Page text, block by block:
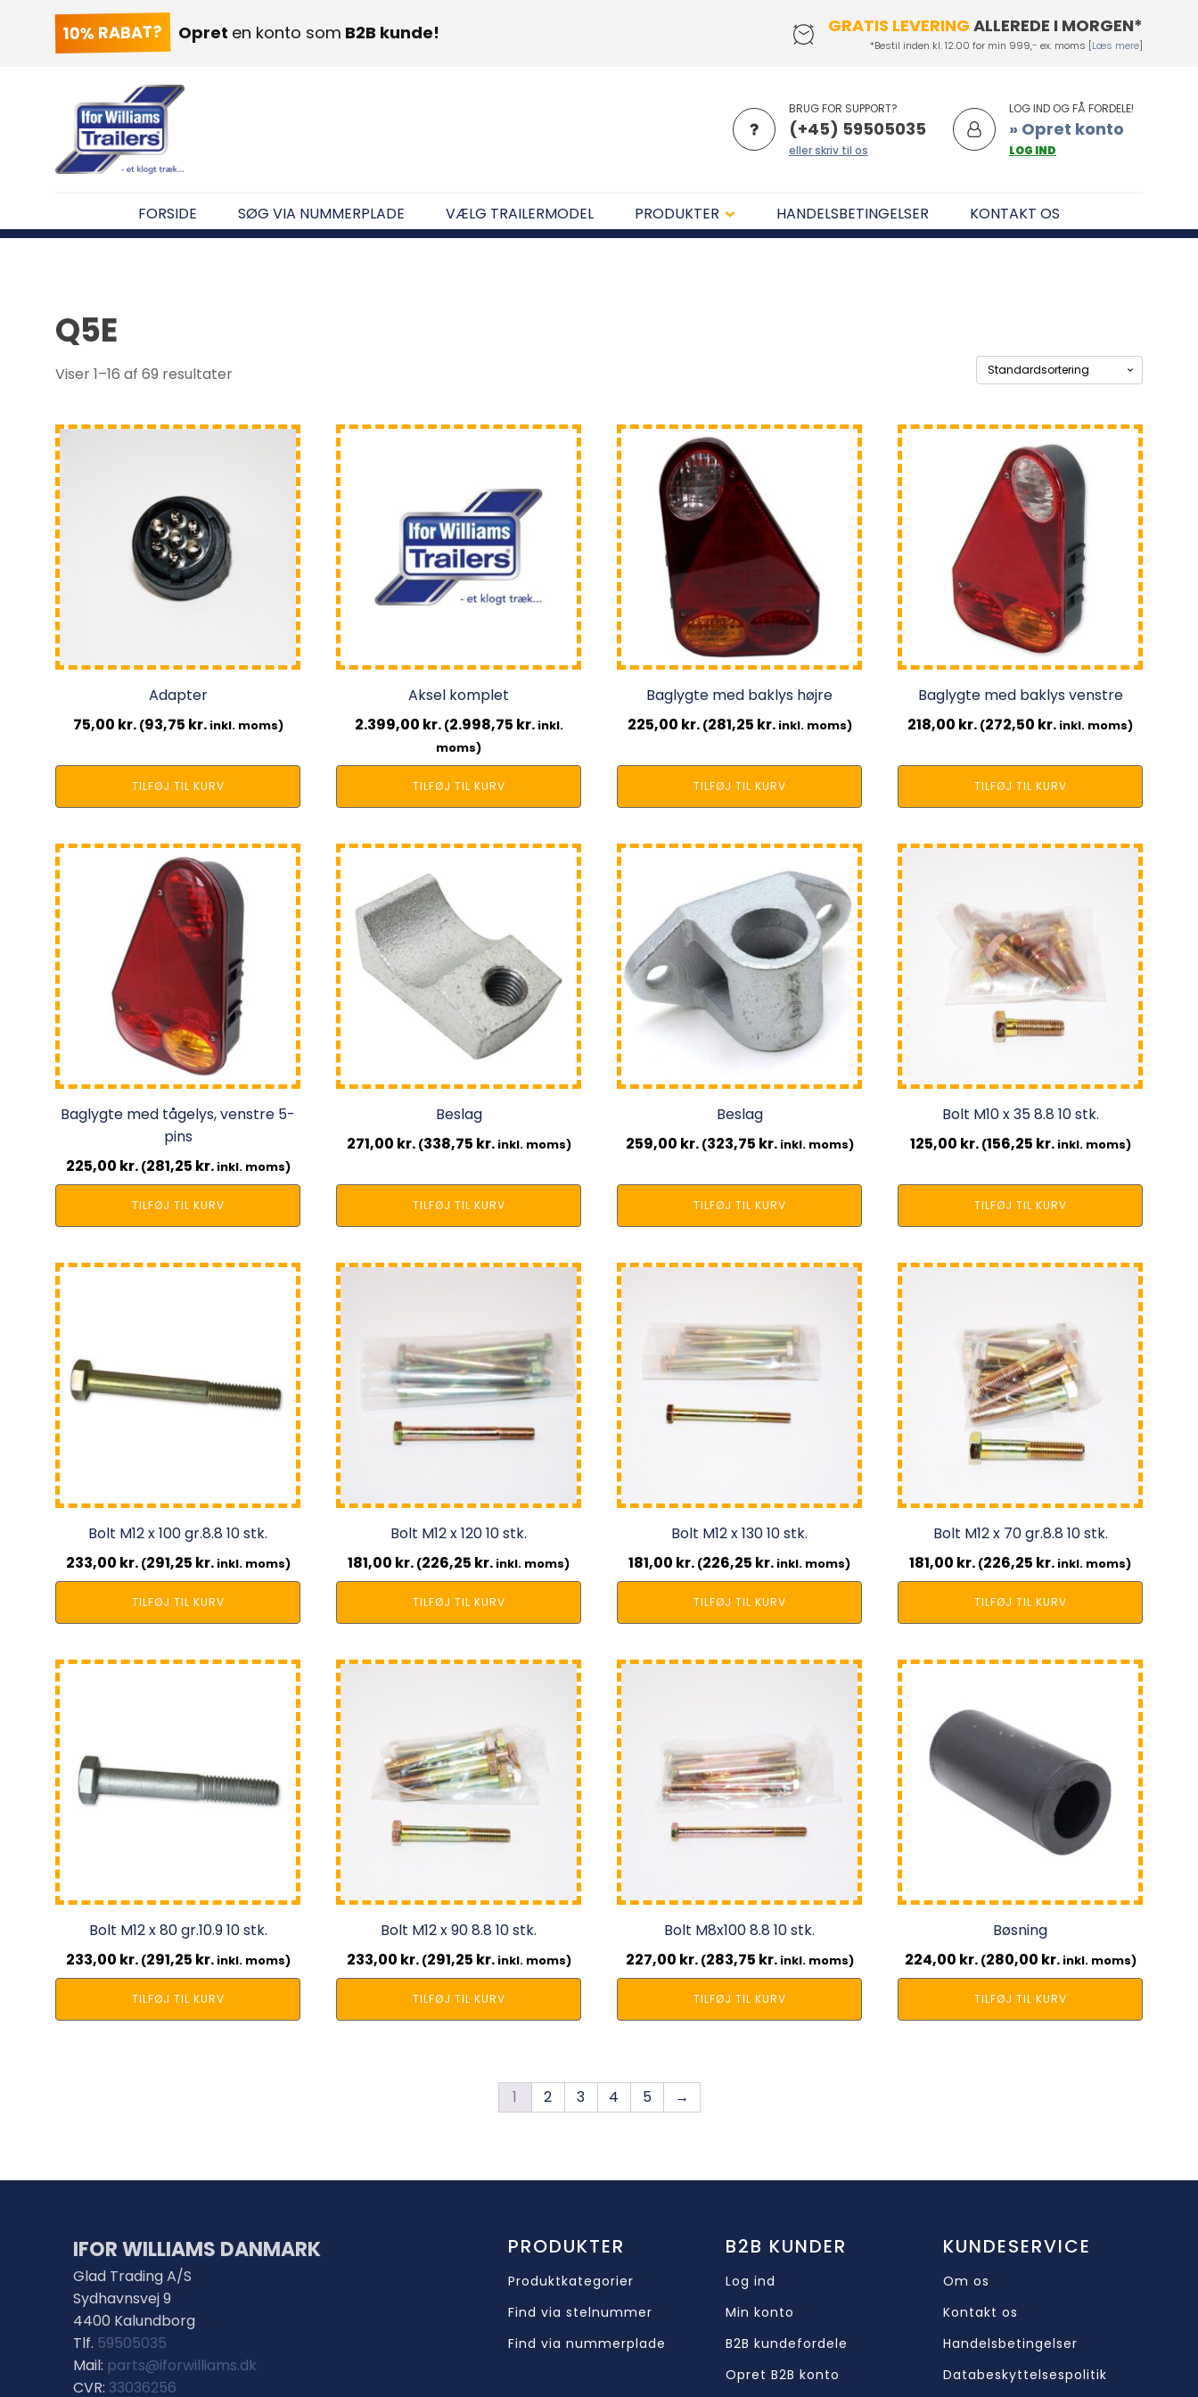
10% RABAT? Opret en konto som B2B kunde! GRATIS LEVERING ALLEREDE I MORGEN*
*Bestil inden kl. 12.00 for min 999,- ex. moms [Læs mere]
BRUG FOR SUPPORT?
(+45) 59505035
eller skriv til os
LOG IND OG FÅ FORDELE!
» Opret konto
LOG IND
FORSIDE SØG VIA NUMMERPLADE VÆLG TRAILERMODEL PRODUKTER HANDELSBETINGELSER KONTAKT OS
Q5E
Viser 1–16 af 69 resultater
Adapter
75,00 kr. (93,75 kr.inkl. moms)
TILFØJ TIL KURV
Aksel komplet
2.399,00 kr. (2.998,75 kr.inkl.
moms)
TILFØJ TIL KURV
Baglygte med baklys højre
225,00 kr. (281,25 kr.inkl. moms)
TILFØJ TIL KURV
Baglygte med baklys venstre
218,00 kr. (272,50 kr. inkl. moms)
TILFØJ TIL KURV
Baglygte med tågelys, venstre 5-
pins
225,00 kr. (281,25 kr.inkl. moms)
TILFØJ TIL KURV
Beslag
271,00 kr. (338,75 kr.inkl. moms)
TILFØJ TIL KURV
Beslag
259,00 kr. (323,75 kr.inkl. moms)
TILFØJ TIL KURV
Bolt M10 x 35 8.8 10 stk.
125,00 kr. (156,25 kr.inkl. moms)
TILFØJ TIL KURV
Bolt M12 x 100 gr.8.8 10 stk.
233,00 kr. (291,25 kr.inkl. moms)
TILFØJ TIL KURV
Bolt M12 x 120 10 stk.
181,00 kr. (226,25 kr. inkl. moms)
TILFØJ TIL KURV
Bolt M12 x 130 10 stk.
181,00 kr. (226,25 kr. inkl. moms)
TILFØJ TIL KURV
Bolt M12 x 70 gr.8.8 10 stk.
181,00 kr. (226,25 kr. inkl. moms)
TILFØJ TIL KURV
Bolt M12 x 80 gr.10.9 10 stk.
233,00 kr. (291,25 kr.inkl. moms)
TILFØJ TIL KURV
Bolt M12 x 90 8.8 10 stk.
233,00 kr. (291,25 kr.inkl. moms)
TILFØJ TIL KURV
Bolt M8x100 8.8 10 stk.
227,00 kr. (283,75 kr.inkl. moms)
TILFØJ TIL KURV
Bøsning
224,00 kr. (280,00 kr.inkl. moms)
TILFØJ TIL KURV
1 2 3 4 5 →
IFOR WILLIAMS DANMARK
Glad Trading A/S
Sydhavnsvej 9
4400 Kalundborg
Tlf. 59505035
Mail: parts@iforwilliams.dk
CVR: 33036256
PRODUKTER
Produktkategorier
Find via stelnummer
Find via nummerplade
B2B KUNDER
Log ind
Min konto
B2B kundefordele
Opret B2B konto
KUNDESERVICE
Om os
Kontakt os
Handelsbetingelser
Databeskyttelsespolitik